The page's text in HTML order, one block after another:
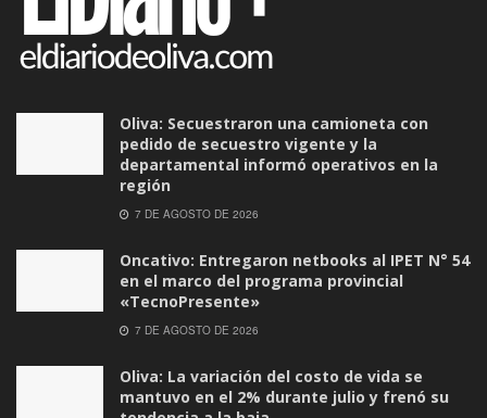
Oliva: Secuestraron una camioneta con
pedido de secuestro vigente y la
departamental informó operativos en la
región
7 DE AGOSTO DE 2026
Oncativo: Entregaron netbooks al IPET N° 54
en el marco del programa provincial
«TecnoPresente»
7 DE AGOSTO DE 2026
Oliva: La variación del costo de vida se
mantuvo en el 2% durante julio y frenó su